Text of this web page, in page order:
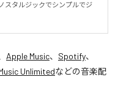
スタルジックでシンプルでジ
Apple Music、 Spotify、
Unlimitedなどの音楽配